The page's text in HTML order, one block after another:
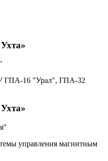
ГПА-16 "Урал", ГПА-32
управления магнитным